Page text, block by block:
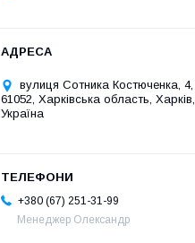
вулиця Сотника Костюченка, 4,
61052, Харківська область, Харків,
Україна
+380 (67) 251-31-99
Менеджер Олександр